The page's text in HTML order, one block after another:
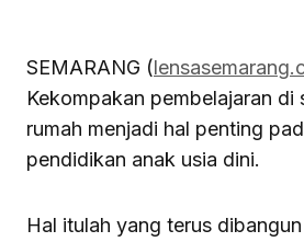
SEMARANG (
Kekompakan pembelajaran di
rumah menjadi hal penting
pendidikan anak usia dini.
Hal itulah yang terus